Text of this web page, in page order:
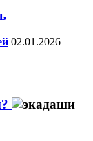
02.01.2026